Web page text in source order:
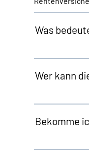
Was
Wer kann
Bekomme